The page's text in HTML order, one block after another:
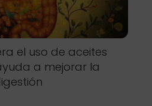
el uso de aceites
a mejorar la